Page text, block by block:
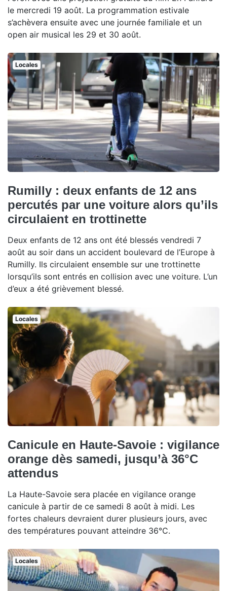
le mercredi 19 août. La programmation estivale
s’achèvera ensuite avec une journée familiale et un
open air musical les 29 et 30 août.
Locales
Rumilly : deux enfants de 12 ans
percutés par une voiture alors qu’ils
circulaient en trottinette
Deux enfants de 12 ans ont été blessés vendredi 7
août au soir dans un accident boulevard de l’Europe à
Rumilly. Ils circulaient ensemble sur une trottinette
lorsqu’ils sont entrés en collision avec une voiture. L’un
d’eux a été grièvement blessé.
Locales
Canicule en Haute-Savoie : vigilance
orange dès samedi, jusqu’à 36°C
attendus
La Haute-Savoie sera placée en vigilance orange
canicule à partir de ce samedi 8 août à midi. Les
fortes chaleurs devraient durer plusieurs jours, avec
des températures pouvant atteindre 36°C.
Locales